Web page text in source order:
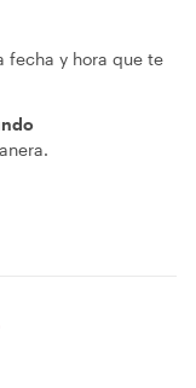
fecha y hora que te